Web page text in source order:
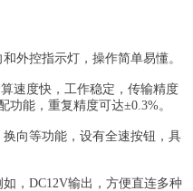
外控指示灯，操作简单易懂。
速度快，工作稳定，传输精度
功能，重复精度可达±0.3%。
向等功能，设有全速按钮，具
，DC12V输出，方便直连多种